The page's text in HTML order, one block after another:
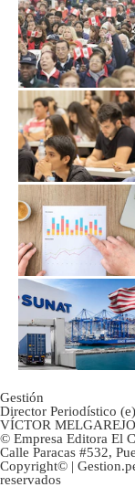
Gestión
Director Periodístico (e)
VÍCTOR MELGAREJO
© Empresa Editora El
Calle Paracas #532,
Copyright© |
reservados